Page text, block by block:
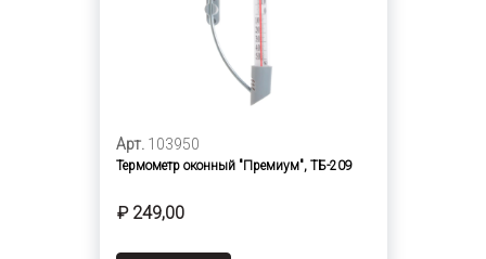
Арт. 103950
Термометр оконный "Премиум", ТБ-209
₽ 249,00